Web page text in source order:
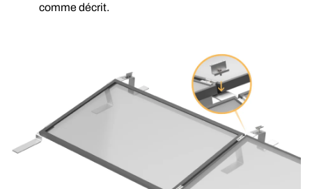
comme décrit.